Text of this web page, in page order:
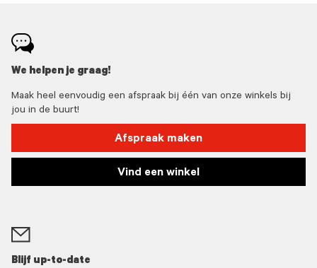
We helpen je graag!
Maak heel eenvoudig een afspraak bij één van onze winkels bij
jou in de buurt!
Afspraak maken
Vind een winkel
Blijf up-to-date